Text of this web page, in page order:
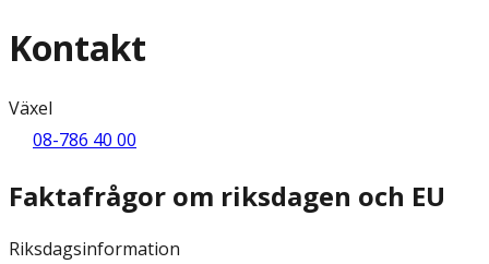
Kontakt
Växel
08-786 40 00
Faktafrågor om riksdagen och EU
Riksdagsinformation